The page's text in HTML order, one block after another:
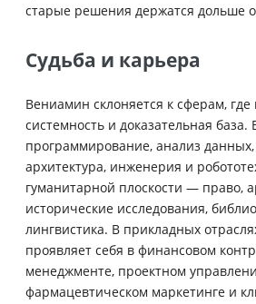
старые решения держатся дольше
Судьба и карьера
Вениамин склоняется к сферам, где
системность и доказательная база.
программирование, анализ
архитектура, инженерия и
гуманитарной плоскости — право,
исторические исследования,
лингвистика. В прикладных
проявляет себя в финансовом
менеджменте, проектном
фармацевтическом маркетинге и